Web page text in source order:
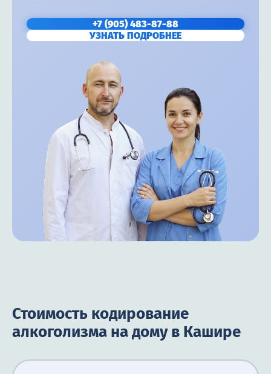
+7 (905) 483-87-88
УЗНАТЬ ПОДРОБНЕЕ
Стоимость кодирование
алкоголизма на дому в Кашире